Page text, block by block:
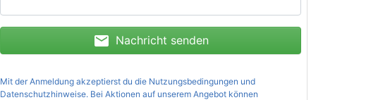
mail Nachricht senden
Mit der Anmeldung akzeptierst du die Nutzungsbedingungen und
Datenschutzhinweise. Bei Aktionen auf unserem Angebot können